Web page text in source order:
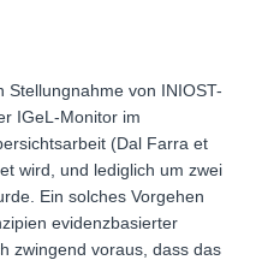
Stellungnahme von INIOST-
IGeL-Monitor im
(Dal Farra et
wird, und lediglich um zwei
Ein solches Vorgehen
evidenzbasierter
zwingend voraus, dass das